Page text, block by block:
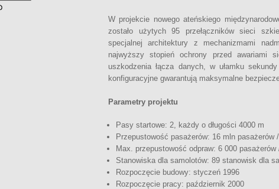
W projekcie nowego ateńskiego
zostało użytych 95 przełączników sieci
specjalnej architektury z mechanizmami
najwyższy stopień ochrony przed awariami
uszkodzenia łącza danych, w ułamku
konfiguracyjne gwarantują maksymalne
Parametry projektu
Pasy startowe: 2, każdy o długości 4000 m
Przepustowość pasażerów: 16 mln pasażerów
Max. przepustowość odpraw: 6 000 pasażerów
Stanowiska dla samolotów: 89 stanowisk dla
Rozpoczęcie budowy: styczeń 1996
Rozpoczęcie pracy: październik 2000